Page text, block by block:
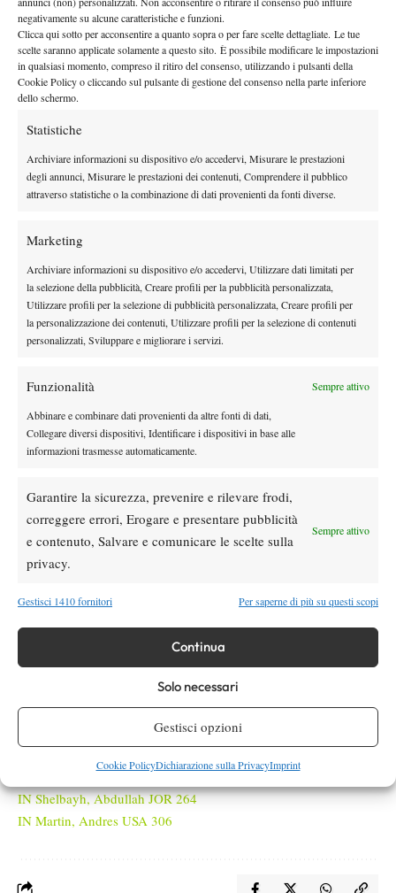
negativamente su alcune caratteristiche e funzioni.
Clicca qui sotto per acconsentire a quanto sopra o per fare scelte dettagliate. Le tue
scelte saranno applicate solamente a questo sito. È possibile modificare le impostazioni
in qualsiasi momento, compreso il ritiro del consenso, utilizzando i pulsanti della
Cookie Policy o cliccando sul pulsante di gestione del consenso nella parte inferiore
dello schermo.
Statistiche
Archiviare informazioni su dispositivo e/o accedervi, Misurare le prestazioni
degli annunci, Misurare le prestazioni dei contenuti, Comprendere il pubblico
attraverso statistiche o la combinazione di dati provenienti da fonti diverse.
Marketing
Archiviare informazioni su dispositivo e/o accedervi, Utilizzare dati limitati per
la selezione della pubblicità, Creare profili per la pubblicità personalizzata,
Utilizzare profili per la selezione di pubblicità personalizzata, Creare profili per
la personalizzazione dei contenuti, Utilizzare profili per la selezione di contenuti
personalizzati, Sviluppare e migliorare i servizi.
Funzionalità Sempre attivo
Abbinare e combinare dati provenienti da altre fonti di dati,
Collegare diversi dispositivi, Identificare i dispositivi in base alle
informazioni trasmesse automaticamente.
Garantire la sicurezza, prevenire e rilevare frodi,
correggere errori, Erogare e presentare pubblicità
e contenuto, Salvare e comunicare le scelte sulla
privacy.
Sempre attivo
Gestisci 1410 fornitori Per saperne di più su questi scopi
Continua
Solo necessari
Gestisci opzioni
Cookie PolicyDichiarazione sulla PrivacyImprint
10 Sonego, Lorenzo ITA 69
QUALIFICAZIONI
Quinn, Ethan USA 47
Atmane, Terence FRA 52
Korda, Sebastian USA 63
Svajda, Zachary USA 66
Bellucci, Mattia ITA 67
Van Assche, Luca FRA 80
Shimabukuro, Sho JPN 90
Giron, Marcos USA 92
Spizzirri, Eliot USA 97
Wu, Yibing CHN 102
Vukic, Aleksandar AUS 104
Bu, Yunchaokete CHN 107
Opelka, Reilly USA 115
O’Connell, Christopher AUS 124
Bolt, Alex AUS 152
IN Lajovic,Dusan (1) SRB 153
IN Harris,Billy (1) GBR 155
IN Echargui,Moez (1) TUN 157
IN Draxl,Liam (1) CAN 158
6 Bertola,Remy (1) SUI 187
IN Ymer,Elias (1) SWE 188
IN McCabe,James (1) AUS 207
OUT Noguchi,Rio (1) JPN 213
IN Coppejans,Kimmer (2) BEL 222
IN Illagan, Andre USA 263
IN Shelbayh, Abdullah JOR 264
IN Martin, Andres USA 306